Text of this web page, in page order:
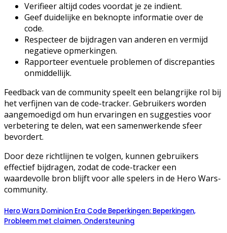
Verifieer altijd codes voordat je ze indient.
Geef duidelijke en beknopte informatie over de
code.
Respecteer de bijdragen van anderen en vermijd
negatieve opmerkingen.
Rapporteer eventuele problemen of discrepanties
onmiddellijk.
Feedback van de community speelt een belangrijke rol bij
het verfijnen van de code-tracker. Gebruikers worden
aangemoedigd om hun ervaringen en suggesties voor
verbetering te delen, wat een samenwerkende sfeer
bevordert.
Door deze richtlijnen te volgen, kunnen gebruikers
effectief bijdragen, zodat de code-tracker een
waardevolle bron blijft voor alle spelers in de Hero Wars-
community.
Hero Wars Dominion Era Code Beperkingen: Beperkingen,
Probleem met claimen, Ondersteuning